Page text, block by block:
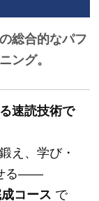
総合的なパフ
ング。
速読技術で
え、学び・
る――
コース で